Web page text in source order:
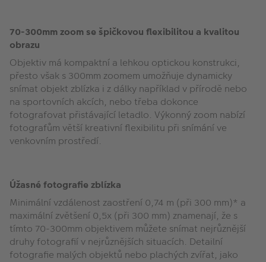
70-300mm zoom se špičkovou flexibilitou a kvalitou
obrazu
Objektiv má kompaktní a lehkou optickou konstrukci,
přesto však s 300mm zoomem umožňuje dynamicky
snímat objekt zblízka i z dálky například v přírodě nebo
na sportovních akcích, nebo třeba dokonce
fotografovat přistávající letadlo. Výkonný zoom nabízí
fotografům větší kreativní flexibilitu při snímání ve
venkovním prostředí.
Úžasné fotografie zblízka
Minimální vzdálenost zaostření 0,74 m (při 300 mm)* a
maximální zvětšení 0,5x (při 300 mm) znamenají, že s
tímto 70-300mm objektivem můžete snímat nejrůznější
druhy fotografií v nejrůznějších situacích. Detailní
fotografie malých objektů nebo plachých zvířat, jako